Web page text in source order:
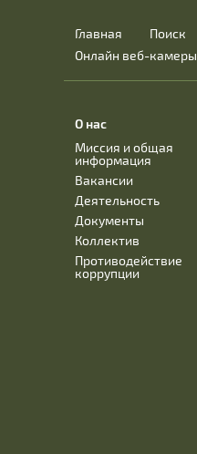
Главная Поиск
Онлайн веб-камеры
О нас
Миссия и общая
информация
Вакансии
Деятельность
Документы
Коллектив
Противодействие
коррупции